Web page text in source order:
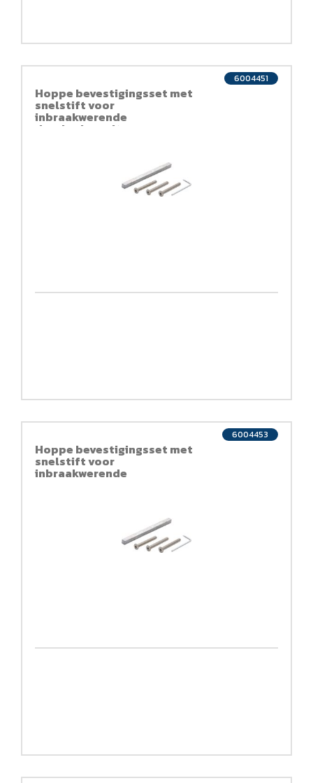
Hoppe bevestigingsset met
snelstift voor
inbraakwerende
deurkrukgarnituren
6004451
Hoppe bevestigingsset met
snelstift voor
inbraakwerende
6004453